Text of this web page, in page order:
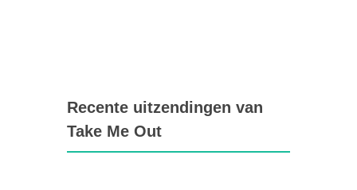
Recente uitzendingen van
Take Me Out